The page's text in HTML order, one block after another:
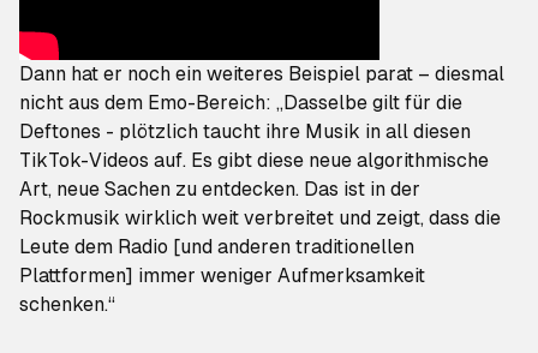
Dann hat er noch ein weiteres Beispiel parat – diesmal
nicht aus dem Emo-Bereich: „Dasselbe gilt für die
Deftones - plötzlich taucht ihre Musik in all diesen
TikTok-Videos auf. Es gibt diese neue algorithmische
Art, neue Sachen zu entdecken. Das ist in der
Rockmusik wirklich weit verbreitet und zeigt, dass die
Leute dem Radio [und anderen traditionellen
Plattformen] immer weniger Aufmerksamkeit
schenken.“